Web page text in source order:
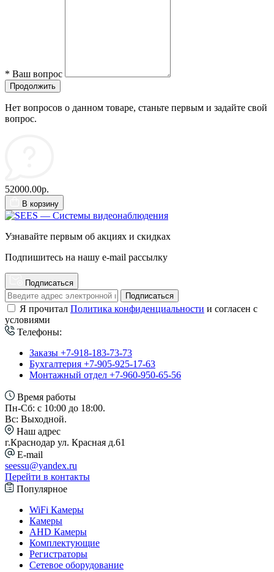
* Ваш вопрос
Продолжить
Нет вопросов о данном товаре, станьте первым и задайте свой
вопрос.
52000.00р.
В корзину
Узнавайте первым об акциях и скидках
Подпишитесь на нашу e-mail рассылку
Подписаться
Подписаться
Я прочитал Политика конфиденциальности и согласен с
условиями
Телефоны:
Заказы +7-918-183-73-73
Бухгалтерия +7-905-925-17-63
Монтажный отдел +7-960-950-65-56
Время работы
Пн-Сб: с 10:00 до 18:00.
Вс: Выходной.
Наш адрес
г.Краснодар ул. Красная д.61
E-mail
seessu@yandex.ru
Перейти в контакты
Популярное
WiFi Камеры
Камеры
AHD Камеры
Комплектующие
Регистраторы
Сетевое оборудование